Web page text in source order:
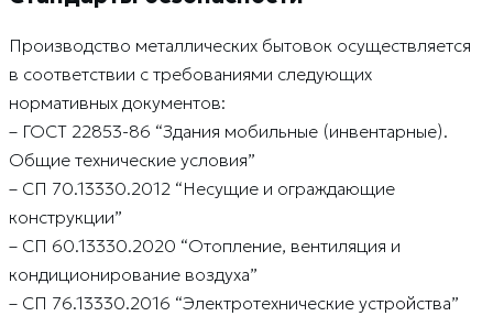
Производство металлических бытовок осуществляется
в соответствии с требованиями следующих
нормативных документов:
– ГОСТ 22853-86 “Здания мобильные (инвентарные).
Общие технические условия”
– СП 70.13330.2012 “Несущие и ограждающие
конструкции”
– СП 60.13330.2020 “Отопление, вентиляция и
кондиционирование воздуха”
– СП 76.13330.2016 “Электротехнические устройства”